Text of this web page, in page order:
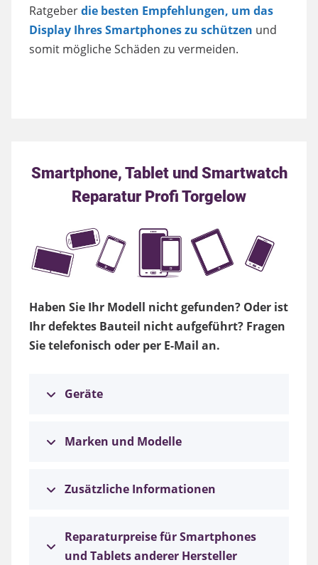
Ratgeberdie besten Empfehlungen, um das
Display Ihres Smartphones zu schützen und
somit mögliche Schäden zu vermeiden.
Smartphone, Tablet und Smartwatch
Reparatur Profi Torgelow
Haben Sie Ihr Modell nicht gefunden? Oder ist
Ihr defektes Bauteil nicht aufgeführt? Fragen
Sie telefonisch oder per E-Mail an.
Geräte
Marken und Modelle
Zusätzliche Informationen
Reparaturpreise für Smartphones
und Tablets anderer Hersteller